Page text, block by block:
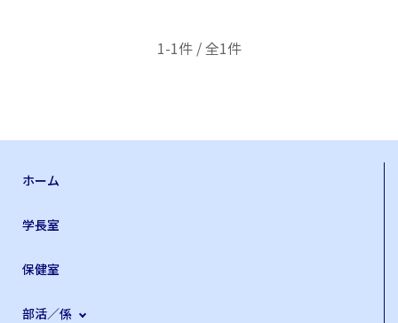
1-1件 / 全1件
ホーム
学長室
保健室
部活／係